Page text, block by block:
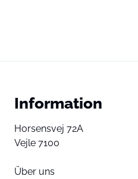
Information
Horsensvej 72A
Vejle 7100
Über uns